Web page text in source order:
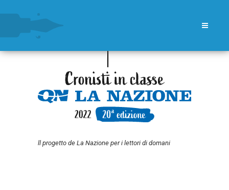
ll progetto de La Nazione per i lettori di domani